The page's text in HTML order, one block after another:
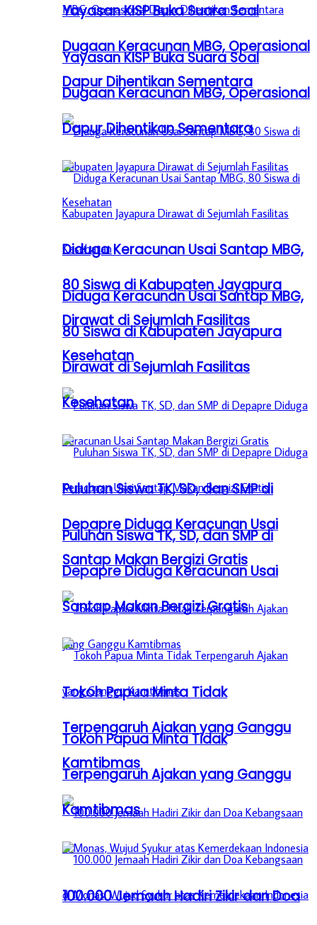
Yayasan KISP Buka Suara Soal
Dugaan Keracunan MBG, Operasional
Dapur Dihentikan Sementara
Diduga Keracunan Usai Santap MBG,
80 Siswa di Kabupaten Jayapura
Dirawat di Sejumlah Fasilitas
Kesehatan
Puluhan Siswa TK, SD, dan SMP di
Depapre Diduga Keracunan Usai
Santap Makan Bergizi Gratis
Tokoh Papua Minta Tidak
Terpengaruh Ajakan yang Ganggu
Kamtibmas
100.000 Jemaah Hadiri Zikir dan Doa
Yayasan KISP Buka Suara Soal
Dugaan Keracunan MBG, Operasional
Dapur Dihentikan Sementara
Diduga Keracunan Usai Santap MBG,
80 Siswa di Kabupaten Jayapura
Dirawat di Sejumlah Fasilitas
Kesehatan
Puluhan Siswa TK, SD, dan SMP di
Depapre Diduga Keracunan Usai
Santap Makan Bergizi Gratis
Tokoh Papua Minta Tidak
Terpengaruh Ajakan yang Ganggu
Kamtibmas